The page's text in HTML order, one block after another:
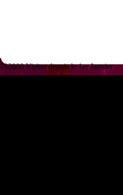
792000 Visites depuis le 1er Janvier